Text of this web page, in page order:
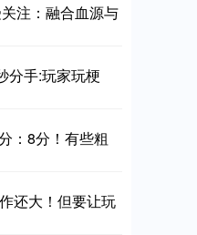
注：融合血源与
分手:玩家玩梗
：8分！有些粗
还大！但要让玩